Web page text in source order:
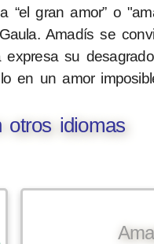
gran amor” o
Amadís se
su
en un amor
otros idiomas